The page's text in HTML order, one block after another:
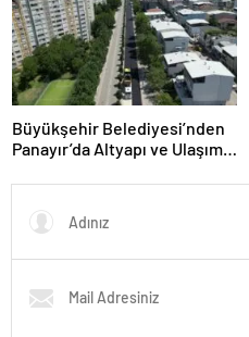
Büyükşehir Belediyesi’nden
Panayır’da Altyapı ve Ulaşım